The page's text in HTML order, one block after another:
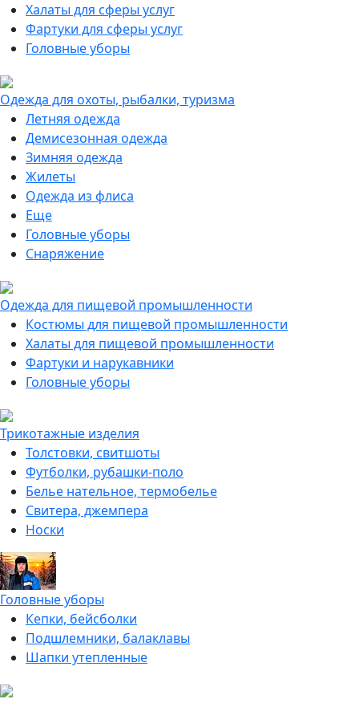
Халаты для сферы услуг
Фартуки для сферы услуг
Головные уборы
Одежда для охоты, рыбалки, туризма
Летняя одежда
Демисезонная одежда
Зимняя одежда
Жилеты
Одежда из флиса
Еще
Головные уборы
Снаряжение
Одежда для пищевой промышленности
Костюмы для пищевой промышленности
Халаты для пищевой промышленности
Фартуки и нарукавники
Головные уборы
Трикотажные изделия
Толстовки, свитшоты
Футболки, рубашки-поло
Белье нательное, термобелье
Свитера, джемпера
Носки
Головные уборы
Кепки, бейсболки
Подшлемники, балаклавы
Шапки утепленные